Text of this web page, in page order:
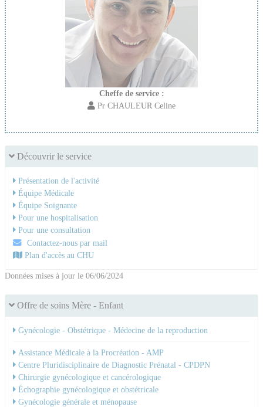
Cheffe de service :
Pr CHAULEUR Celine
Découvrir le service
Présentation de l'activité
Équipe Médicale
Équipe Soignante
Pour une hospitalisation
Pour une consultation
Contactez-nous par mail
Plan d'accès au CHU
Données mises à jour le 06/06/2024
Offre de soins Mère - Enfant
Gynécologie - Obstétrique - Médecine de la reproduction
Assistance Médicale à la Procréation - AMP
Centre Pluridisciplinaire de Diagnostic Prénatal - CPDPN
Chirurgie gynécologique et cancérologique
Échographie gynécologique et obstétricale
Gynécologie générale et ménopause